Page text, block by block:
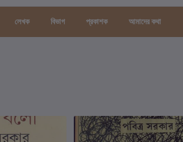
লেখক বিভাগ প্রকাশক আমাদের কথা